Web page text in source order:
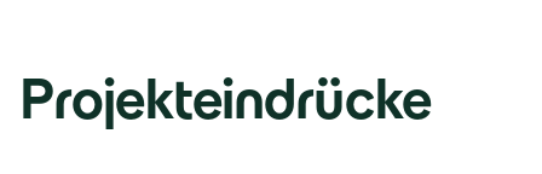
Projekteindrücke